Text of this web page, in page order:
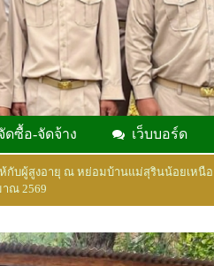
ดซื้อ-จัดจ้าง เว็บบอร์ด
บผู้สูงอายุ ณ หย่อมบ้านแม่สุรินน้อยเหนื
ณ 2569